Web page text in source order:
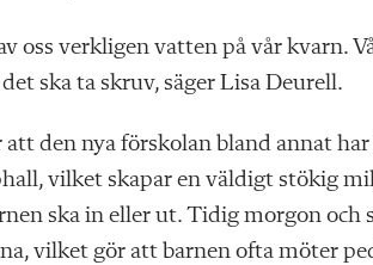
oss verkligen vatten på vår kvarn.
ska ta skruv, säger Lisa Deurell.
den nya förskolan bland annat
vilket skapar en väldigt stökig
ska in eller ut. Tidig morgon
vilket gör att barnen ofta möter